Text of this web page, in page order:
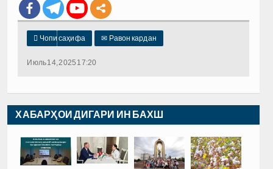
 Чопи саҳифа ✉ Равон кардан
Июль 14, 2025 17:20
ХАБАРҲОИ ДИГАРИ ИН БАХШ